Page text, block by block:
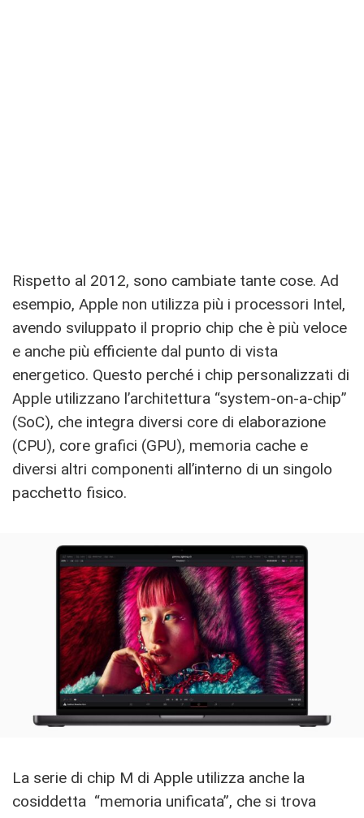
Rispetto al 2012, sono cambiate tante cose. Ad
esempio, Apple non utilizza più i processori Intel,
avendo sviluppato il proprio chip che è più veloce
e anche più efficiente dal punto di vista
energetico. Questo perché i chip personalizzati di
Apple utilizzano l’architettura “system-on-a-chip”
(SoC), che integra diversi core di elaborazione
(CPU), core grafici (GPU), memoria cache e
diversi altri componenti all’interno di un singolo
pacchetto fisico.
La serie di chip M di Apple utilizza anche la
cosiddetta “memoria unificata”, che si trova